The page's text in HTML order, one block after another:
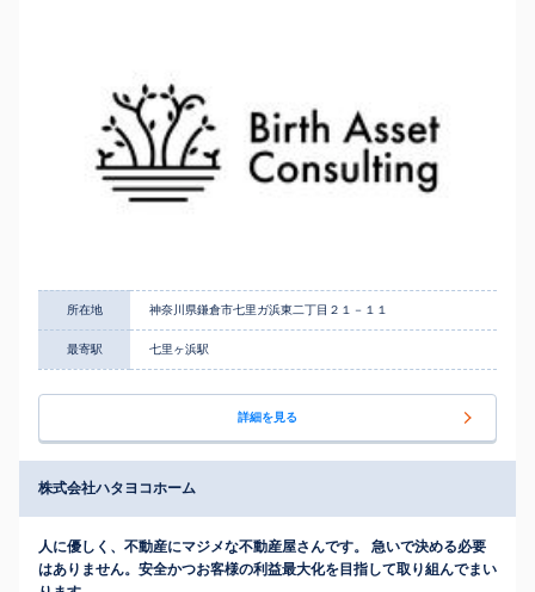
所在地 神奈川県鎌倉市七里ガ浜東二丁目２１－１１
最寄駅 七里ヶ浜駅
詳細を見る
株式会社ハタヨコホーム
人に優しく、不動産にマジメな不動産屋さんです。 急いで決める必要
はありません。安全かつお客様の利益最大化を目指して取り組んでまい